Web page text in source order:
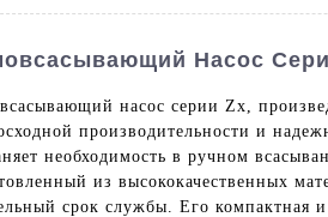
Насос
насос серии Zx,
производительности и
необходимость в ручном
из высококачественных
срок службы. Его компактная